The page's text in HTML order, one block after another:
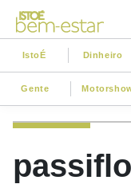
IstoÉ Dinheiro
Gente